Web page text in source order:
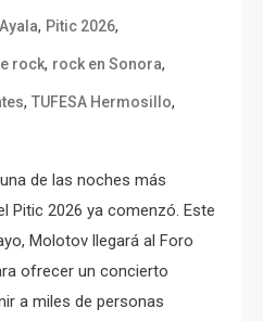
, Pitic 2026,
rock, rock en Sonora,
, TUFESA Hermosillo,
de las noches más
Pitic 2026 ya comenzó. Este
Molotov llegará al Foro
ofrecer un concierto
a miles de personas